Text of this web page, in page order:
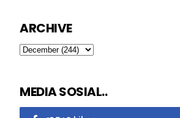
ARCHIVE
MEDIA SOSIAL..